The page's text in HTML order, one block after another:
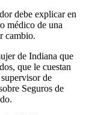
debe explicar en
médico de una
cambio.
de Indiana que
que le cuestan
de
Seguros de